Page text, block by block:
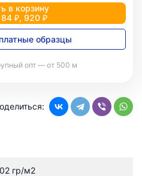
в корзину
₽, 920 ₽
образцы
опт — от 500 м
гр/м2